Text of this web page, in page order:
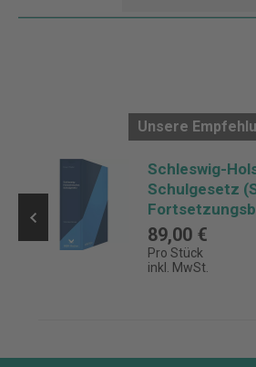
Unsere
Schleswig-
Schulgesetz
89,00 €
Pro Stück
inkl. MwSt.